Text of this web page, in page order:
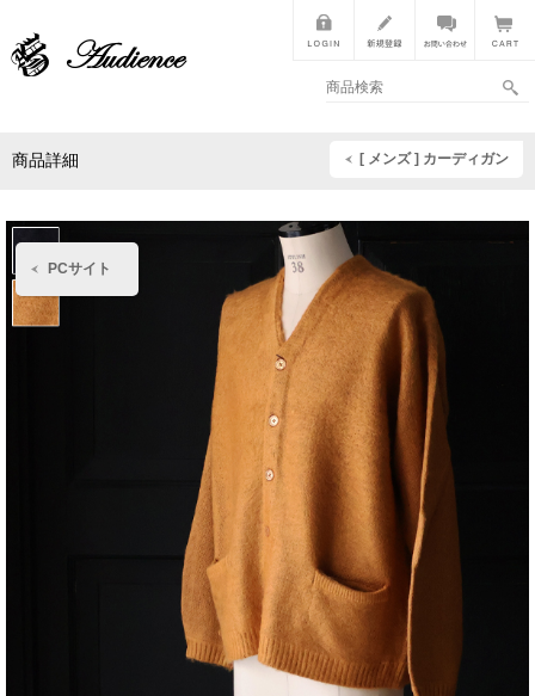
PCサイト
商品詳細 [ メンズ ] カーディガン